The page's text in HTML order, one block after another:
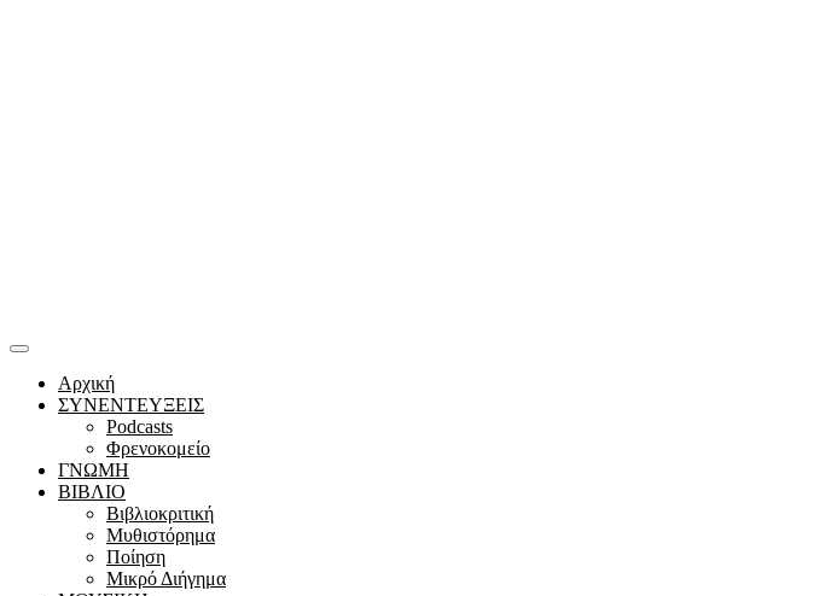
Αρχική
ΣΥΝΕΝΤΕΥΞΕΙΣ
Podcasts
Φρενοκομείο
ΓΝΩΜΗ
ΒΙΒΛΙΟ
Βιβλιοκριτική
Μυθιστόρημα
Ποίηση
Μικρό Διήγημα